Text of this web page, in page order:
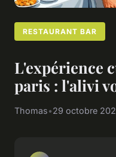
RESTAURANT BAR
L'expérience
paris : l'alivi
Thomas•29 octobre